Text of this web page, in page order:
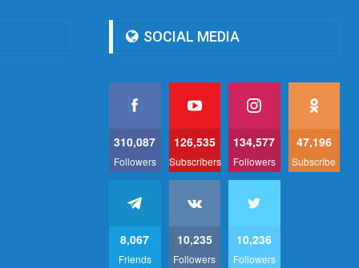
SOCIAL MEDIA
310,087
Followers
126,535
Subscribers
134,577
Followers
47,196
Subscribe
8,067
Friends
10,235
Followers
10,236
Followers